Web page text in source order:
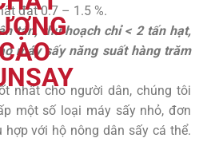
đạt 0.7 – 1.5 %.
tán, thu hoạch chỉ < 2 tấn hạt,
máy sấy năng suất hàng trăm
nhất cho người dân, chúng tôi
một số loại máy sấy nhỏ, đơn
hợp với hộ nông dân sấy cá thể.